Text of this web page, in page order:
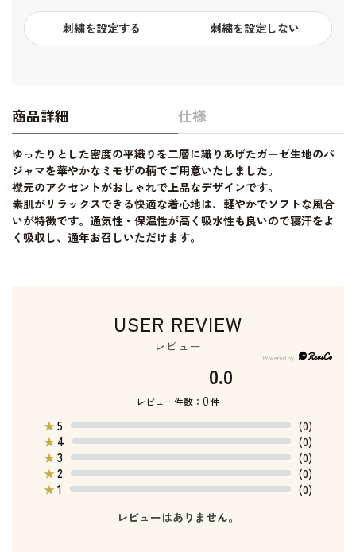
刺繍を設定する 刺繍を設定しない
商品詳細 仕様
ゆったりとした密度の平織りを二層に織りあげたガーゼ生地のパ
ジャマを華やかなミモザの柄でご用意いたしました。
襟元のアクセントがおしゃれで上品なデザインです。
素肌がリラックスできる快適な着心地は、軽やかでソフトな風合
いが特徴です。通気性・保温性が高く吸水性も良いので寝汗をよ
く吸収し、通年お召しいただけます。
USER REVIEW
レビュー
0.0
レビュー件数： 0件
★5
(0)
★ 4
(0)
★3
(0)
★2
(0)
★1
(0)
レビューはありません。